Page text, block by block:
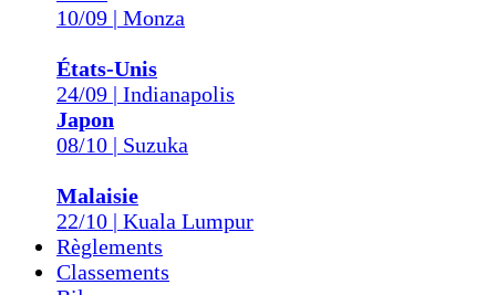
10/09 | Monza
États-Unis
24/09 | Indianapolis
Japon
08/10 | Suzuka
Malaisie
22/10 | Kuala Lumpur
Règlements
Classements